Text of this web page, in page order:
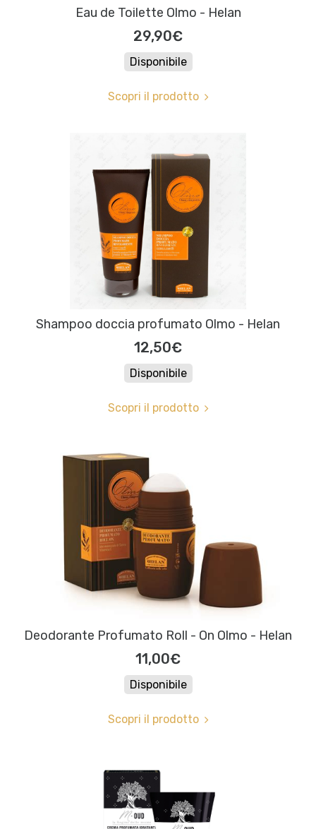
Eau de Toilette Olmo - Helan
29,90€
Disponibile
Scopri il prodotto
Shampoo doccia profumato Olmo - Helan
12,50€
Disponibile
Scopri il prodotto
Deodorante Profumato Roll - On Olmo - Helan
11,00€
Disponibile
Scopri il prodotto